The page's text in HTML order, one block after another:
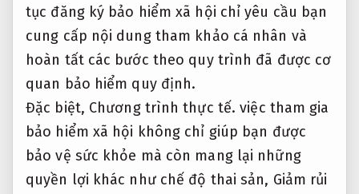
tục đăng ký bảo hiểm xã hội chỉ yêu cầu bạn
cung cấp nội dung tham khảo cá nhân và
hoàn tất các bước theo quy trình đã được cơ
quan bảo hiểm quy định.
Đặc biệt, Chương trình thực tế. việc tham gia
bảo hiểm xã hội không chỉ giúp bạn được
bảo vệ sức khỏe mà còn mang lại những
quyền lợi khác như chế độ thai sản, Giảm rủi